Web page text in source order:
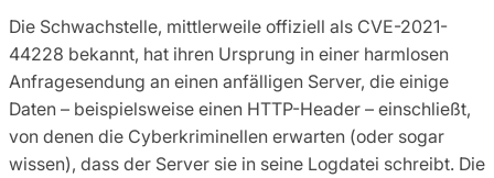
Die Schwachstelle, mittlerweile offiziell als CVE-2021-
44228 bekannt, hat ihren Ursprung in einer harmlosen
Anfragesendung an einen anfälligen Server, die einige
Daten – beispielsweise einen HTTP-Header – einschließt,
von denen die Cyberkriminellen erwarten (oder sogar
wissen), dass der Server sie in seine Logdatei schreibt. Die